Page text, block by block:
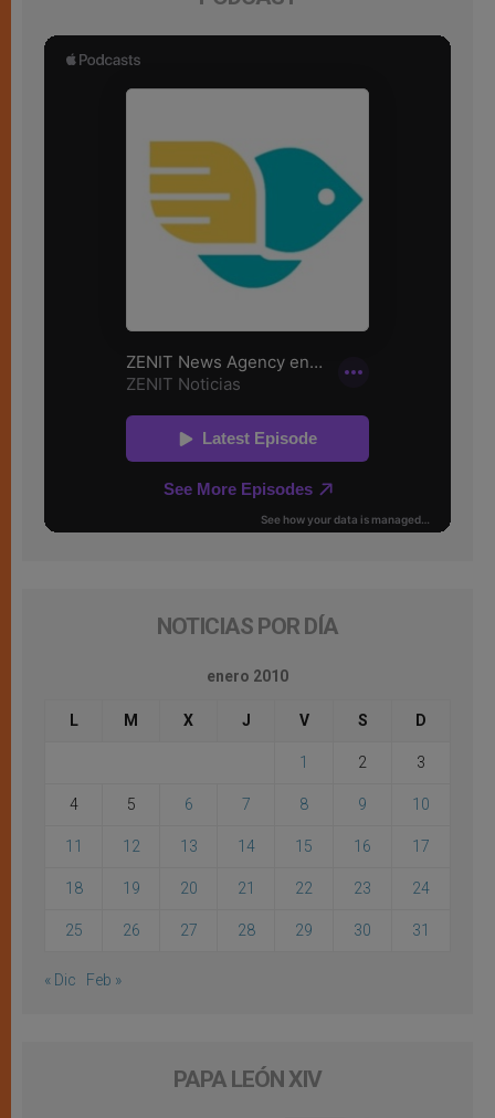
NOTICIAS POR DÍA
enero 2010
L M X J V S D
1 2 3
4 5 6 7 8 9 10
11 12 13 14 15 16 17
18 19 20 21 22 23 24
25 26 27 28 29 30 31
« Dic Feb »
PAPA LEÓN XIV